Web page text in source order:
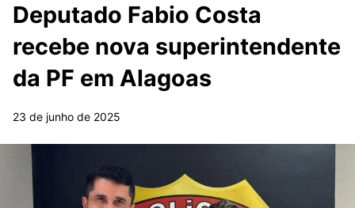
Deputado Fabio Costa
recebe nova superintendente
da PF em Alagoas
23 de junho de 2025